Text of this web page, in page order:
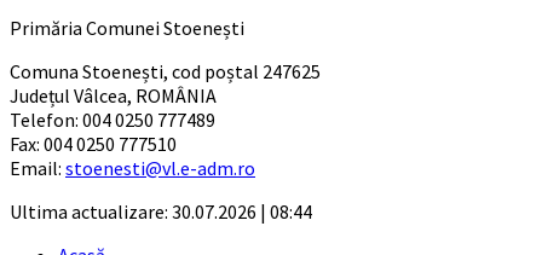
Primăria Comunei Stoenești
Comuna Stoenești, cod poștal 247625
Județul Vâlcea, ROMÂNIA
Telefon: 004 0250 777489
Fax: 004 0250 777510
Email: stoenesti@vl.e-adm.ro
Ultima actualizare: 30.07.2026 | 08:44